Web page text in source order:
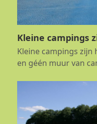
Kleine campings
Kleine campings
en géén muur van